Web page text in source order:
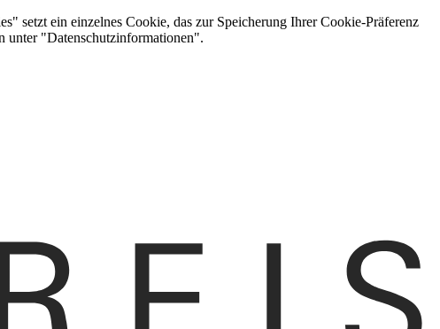
setzt ein einzelnes Cookie, das zur Speicherung Ihrer Cookie-Präferenz
unter "Datenschutzinformationen".